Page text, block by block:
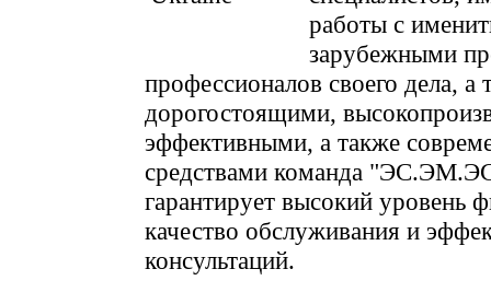
работы с
зарубежными
профессионалов своего дела, а
дорогостоящими,
эффективными, а также
средствами команда
гарантирует высокий уровень
качество обслуживания и
консультаций.